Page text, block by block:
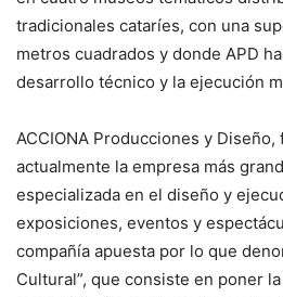
tradicionales cataríes, con una
metros cuadrados y donde APD
desarrollo técnico y la ejecución
ACCIONA Producciones y Diseño,
actualmente la empresa más
especializada en el diseño y
exposiciones, eventos y
compañía apuesta por lo que
Cultural”, que consiste en poner